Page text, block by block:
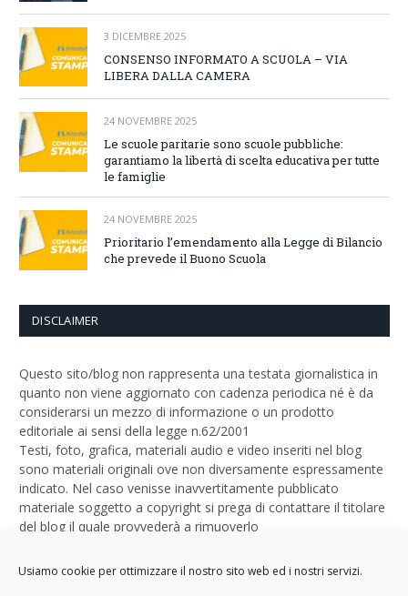
Usiamo cookie per ottimizzare il nostro sito web ed i nostri servizi.
3 DICEMBRE 2025
CONSENSO INFORMATO A SCUOLA – VIA
LIBERA DALLA CAMERA
24 NOVEMBRE 2025
Le scuole paritarie sono scuole pubbliche:
garantiamo la libertà di scelta educativa per tutte
le famiglie
24 NOVEMBRE 2025
Prioritario l’emendamento alla Legge di Bilancio
che prevede il Buono Scuola
DISCLAIMER
Questo sito/blog non rappresenta una testata giornalistica in
quanto non viene aggiornato con cadenza periodica né è da
considerarsi un mezzo di informazione o un prodotto
editoriale ai sensi della legge n.62/2001
Testi, foto, grafica, materiali audio e video inseriti nel blog
sono materiali originali ove non diversamente espressamente
indicato. Nel caso venisse inavvertitamente pubblicato
materiale soggetto a copyright si prega di contattare il titolare
del blog il quale provvederà a rimuoverlo
Logo bySizegraph